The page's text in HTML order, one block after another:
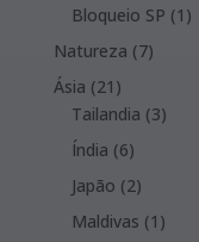
product
Bloqueio SP 1 1
Natureza 77
Ásia 21 21
products
Tailandia 33
Índia 66
products
Japão 22
products
Maldivas 1 1